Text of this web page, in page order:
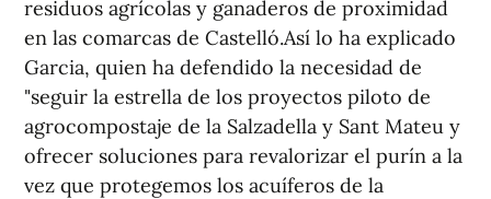
residuos agrícolas y ganaderos de proximidad
en las comarcas de Castelló.Así lo ha explicado
Garcia, quien ha defendido la necesidad de
"seguir la estrella de los proyectos piloto de
agrocompostaje de la Salzadella y Sant Mateu y
ofrecer soluciones para revalorizar el purín a la
vez que protegemos los acuíferos de la